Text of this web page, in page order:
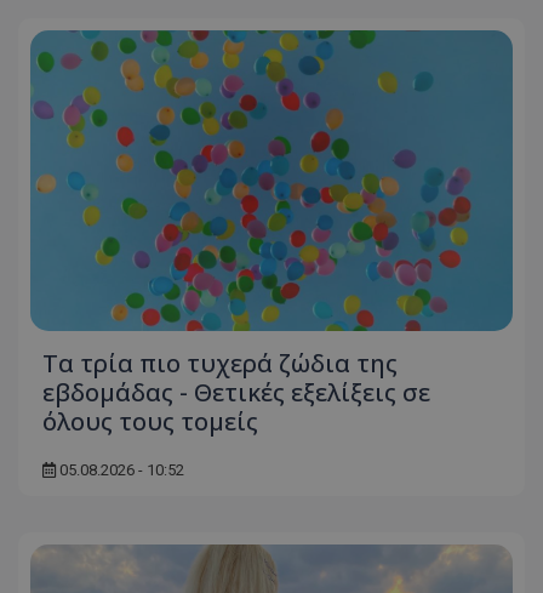
Τα τρία πιο τυχερά ζώδια της
εβδομάδας - Θετικές εξελίξεις σε
όλους τους τομείς
05.08.2026 - 10:52